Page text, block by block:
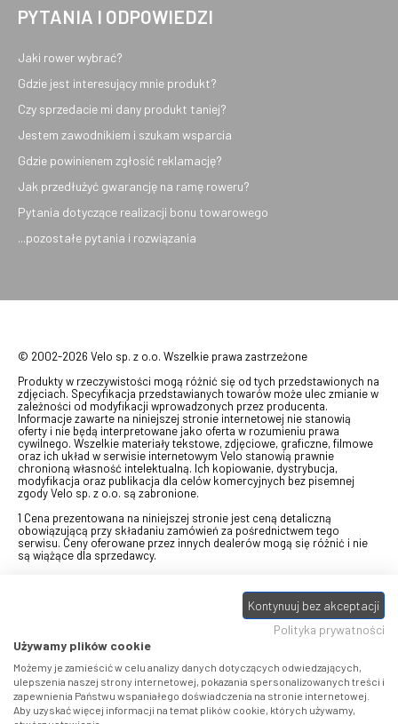
PYTANIA I ODPOWIEDZI
Jaki rower wybrać?
Gdzie jest interesujący mnie produkt?
Czy sprzedacie mi dany produkt taniej?
Jestem zawodnikiem i szukam wsparcia
Gdzie powinienem zgłosić reklamację?
Jak przedłużyć gwarancję na ramę roweru?
Pytania dotyczące realizacji bonu towarowego
...pozostałe pytania i rozwiązania
© 2002-2026 Velo sp. z o.o. Wszelkie prawa zastrzeżone
Produkty w rzeczywistości mogą różnić się od tych przedstawionych na
zdjęciach. Specyfikacja przedstawianych towarów może ulec zmianie w
zależności od modyfikacji wprowadzonych przez producenta.
Informacje zawarte na niniejszej stronie internetowej nie stanowią
oferty i nie będą interpretowane jako oferta w rozumieniu prawa
cywilnego. Wszelkie materiały tekstowe, zdjęciowe, graficzne, filmowe
oraz ich układ w serwisie internetowym Velo stanowią prawnie
chronioną własność intelektualną. Ich kopiowanie, dystrybucja,
modyfikacja oraz publikacja dla celów komercyjnych bez pisemnej
zgody Velo sp. z o.o. są zabronione.
1 Cena prezentowana na niniejszej stronie jest ceną detaliczną
obowiązującą przy składaniu zamówień za pośrednictwem tego
serwisu. Ceny oferowane przez innych dealerów mogą się różnić i nie
są wiążące dla sprzedawcy.
swój bon" na towary z oferty VELO, aktualnie dostępnej na stronie
, w ramach sprzedaży premiowej. Dowiedz się jak
stronie promocji. Prezentowana wartość
eBonu uwzględnia fakt wyrażenia - w procesie rejestracji w Panelu
klienta- zgody na otrzymywanie drogą mailową informacji handlowo-
marketingowe, np. newsletter rowerowy. W przypadku braku zgody
wartość eBonu zostanie obniżona o 10 zł.
Pamiętaj, że eBony za produkty SIDI dotyczą zakupów w sklepach
SIDI Center, produkty Castelli zakupów w placówkach tworzących
Kontynuuj bez akceptacji
Polityka prywatności
Używamy plików cookie
Możemy je zamieścić w celu analizy danych dotyczących odwiedzających,
ulepszenia naszej strony internetowej, pokazania spersonalizowanych treści i
zapewnienia Państwu wspaniałego doświadczenia na stronie internetowej.
Aby uzyskać więcej informacji na temat plików cookie, których używamy,